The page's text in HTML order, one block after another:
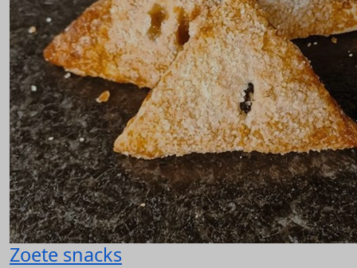
Zoete snacks